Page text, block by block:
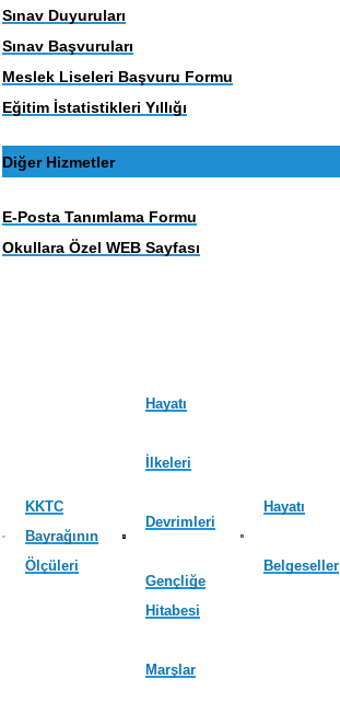
Sınav Duyuruları
Sınav Başvuruları
Meslek Liseleri Başvuru Formu
Eğitim İstatistikleri Yıllığı
Diğer Hizmetler
E-Posta Tanımlama Formu
Okullara Özel WEB Sayfası
KKTC
Bayrağının
Ölçüleri
Hayatı
İlkeleri
Devrimleri
Gençliğe
Hitabesi
Marşlar
Hayatı
Belgeseller